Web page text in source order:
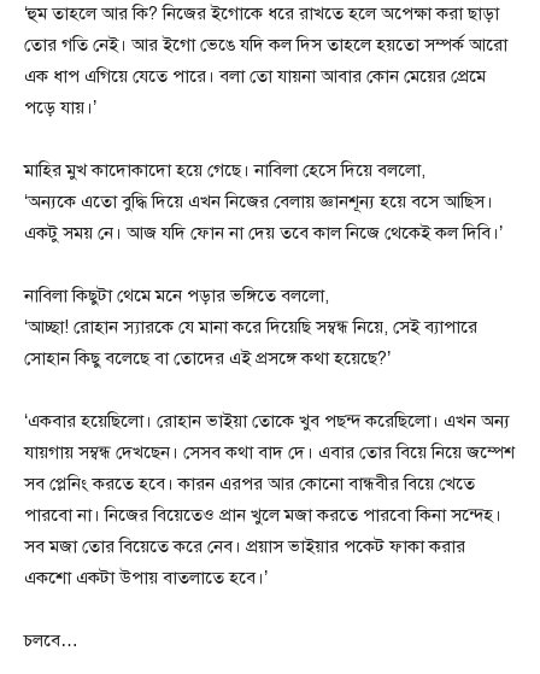
‘হুম তাহলে আর কি? নিজের ইগোকে ধরে রাখতে হলে অপেক্ষা করা ছাড়া
তোর গতি নেই। আর ইগো ভেঙে যদি কল দিস তাহলে হয়তো সম্পর্ক আরো
এক ধাপ এগিয়ে যেতে পারে। বলা তো যায়না আবার কোন মেয়ের প্রেমে
পড়ে যায়।’
মাহির মুখ কাদোকাদো হয়ে গেছে। নাবিলা হেসে দিয়ে বললো,
‘অন্যকে এতো বুদ্ধি দিয়ে এখন নিজের বেলায় জ্ঞানশূন্য হয়ে বসে আছিস।
একটু সময় নে। আজ যদি ফোন না দেয় তবে কাল নিজে থেকেই কল দিবি।’
নাবিলা কিছুটা থেমে মনে পড়ার ভঙ্গিতে বললো,
‘আচ্ছা! রোহান স্যারকে যে মানা করে দিয়েছি সম্বন্ধ নিয়ে, সেই ব্যাপারে
সোহান কিছু বলেছে বা তোদের এই প্রসঙ্গে কথা হয়েছে?’
‘একবার হয়েছিলো। রোহান ভাইয়া তোকে খুব পছন্দ করেছিলো। এখন অন্য
যায়গায় সম্বন্ধ দেখছেন। সেসব কথা বাদ দে। এবার তোর বিয়ে নিয়ে জম্পেশ
সব প্লেনিং করতে হবে। কারন এরপর আর কোনো বান্ধবীর বিয়ে খেতে
পারবো না। নিজের বিয়েতেও প্রান খুলে মজা করতে পারবো কিনা সন্দেহ।
সব মজা তোর বিয়েতে করে নেব। প্রয়াস ভাইয়ার পকেট ফাকা করার
একশো একটা উপায় বাতলাতে হবে।’
চলবে…